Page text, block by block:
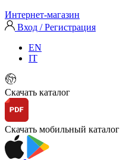
Интернет-магазин
Вход / Регистрация
EN
IT
Скачать каталог
Скачать мобильный каталог